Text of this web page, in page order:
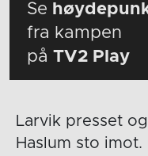
Se
fra kampen
på TV2 Play
Larvik presset
Haslum sto